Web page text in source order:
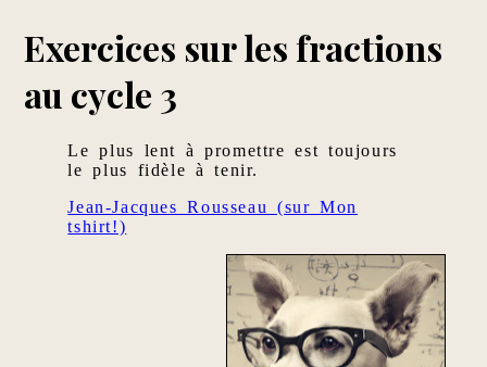
Exercices sur les fractions
au cycle 3
Le plus lent à promettre est toujours
le plus fidèle à tenir.
Jean-Jacques Rousseau (sur Mon
tshirt!)